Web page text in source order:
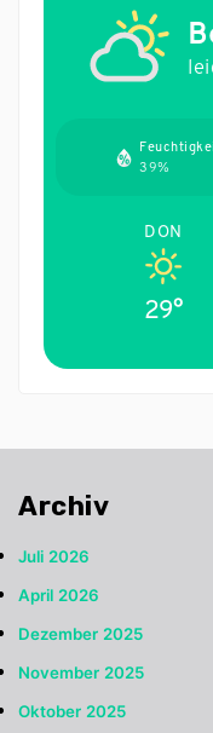
39%
DON
29°
Archiv
Juli 2026
April 2026
Dezember 2025
November 2025
Oktober 2025